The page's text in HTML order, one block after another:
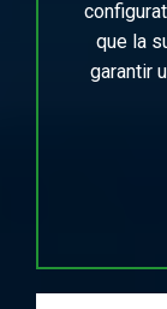
que la
garantir